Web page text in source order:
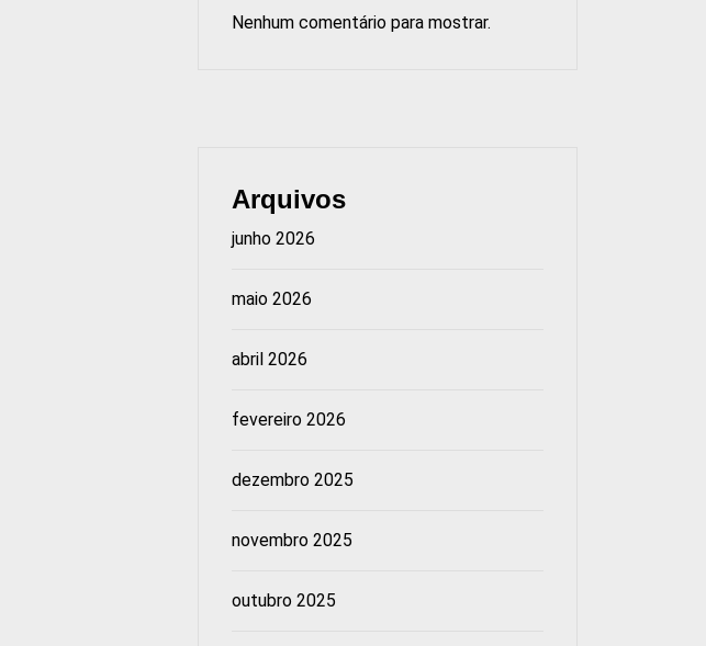
Nenhum comentário para mostrar.
Arquivos
junho 2026
maio 2026
abril 2026
fevereiro 2026
dezembro 2025
novembro 2025
outubro 2025